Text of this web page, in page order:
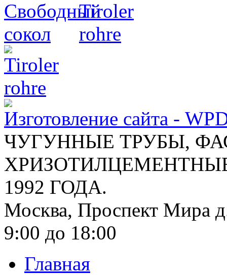
Изготовление сайта -
ЧУГУННЫЕ ТРУБЫ,
1992 ГОДА.
Москва, Проспект Мира
9:00 до 18:00
Главная